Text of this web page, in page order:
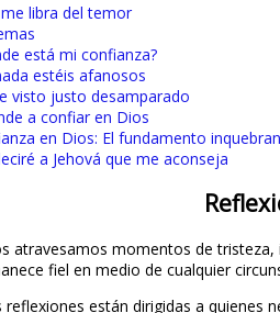
libra del temor
está mi confianza?
estéis afanosos
visto justo desamparado
a confiar en Dios
en Dios: El fundamento
a Jehová que me aconseja
atravesamos momentos de tristeza,
fiel en medio de cualquier
reflexiones están dirigidas a quienes